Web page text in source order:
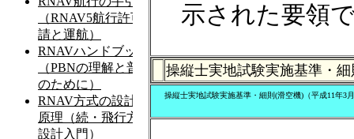
示された要領
操縦士実地試験実施基準・
操縦士実地試験実施基準・細則(滑空機)（平成11年3